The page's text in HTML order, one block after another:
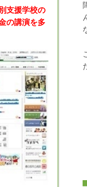
支援学校の
の講演を多